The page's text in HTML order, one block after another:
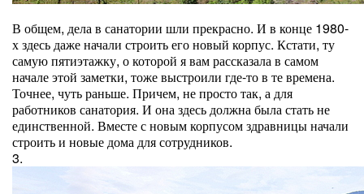
В общем, дела в санатории шли прекрасно. И в конце 1980-
х здесь даже начали строить его новый корпус. Кстати, ту
самую пятиэтажку, о которой я вам рассказала в самом
начале этой заметки, тоже выстроили где-то в те времена.
Точнее, чуть раньше. Причем, не просто так, а для
работников санатория. И она здесь должна была стать не
единственной. Вместе с новым корпусом здравницы начали
строить и новые дома для сотрудников.
3.